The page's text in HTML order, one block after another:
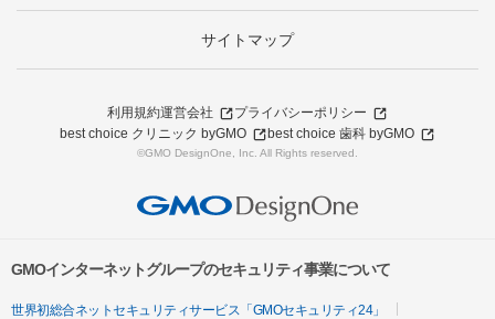
サイトマップ
利用規約運営会社
プライバシーポリシー
best choice クリニック byGMO
best choice 歯科 byGMO
©GMO DesignOne, Inc. All Rights reserved.
GMOインターネットグループのセキュリティ事業について
世界初総合ネットセキュリティサービス「GMOセキュリティ24」